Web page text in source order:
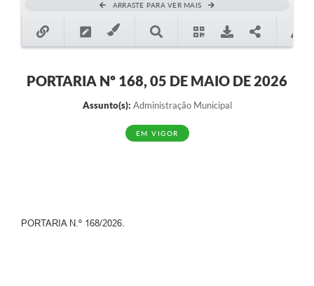
Galeria de Fotos
Ouvidoria
Obras
ARRASTE PARA VER MAIS
PORTARIA Nº 168, 05 DE MAIO DE 2026
Assunto(s): Administração Municipal
EM VIGOR
PORTARIA N.º 168/2026.